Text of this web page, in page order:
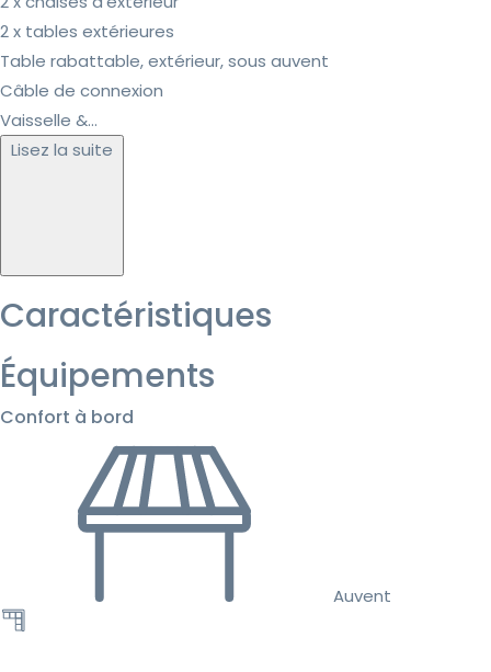
2 x tables extérieures
Table rabattable, extérieur, sous auvent
Câble de connexion
Vaisselle &...
Lisez la suite
Caractéristiques
Équipements
Confort à bord
Auvent